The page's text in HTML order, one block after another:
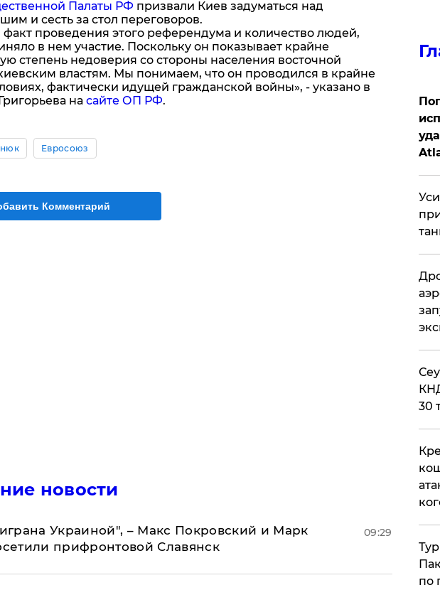
Палаты РФ призвали Киев задуматься над
и сесть за стол переговоров.
проведения этого референдума и количество людей,
в нем участие. Поскольку он показывает крайне
степень недоверия со стороны населения восточной
властям. Мы понимаем, что он проводился в крайне
фактически идущей гражданской войны», - указано в
на сайте ОП РФ.
Евросоюз
Комментарий
новости
Украиной", – Макс Покровский и Марк
прифронтовой Славянск
09:29
30
по